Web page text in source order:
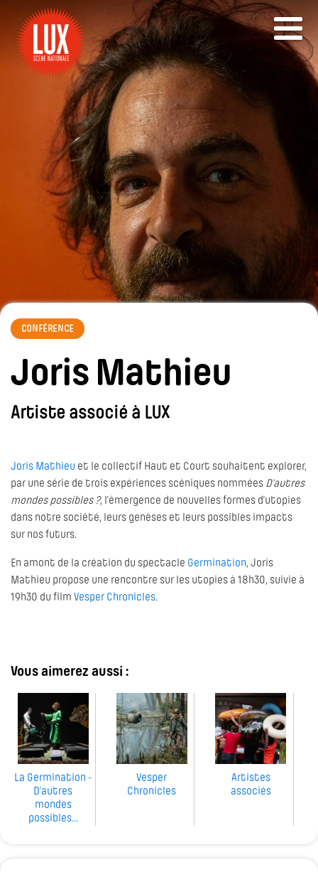
CONFÉRENCE
Joris Mathieu
Artiste associé à LUX
Joris Mathieu et le collectif Haut et Court souhaitent explorer,
par une série de trois expériences scéniques nommées D’autres
mondes possibles ?, l’émergence de nouvelles formes d’utopies
dans notre société, leurs genèses et leurs possibles impacts
sur nos futurs.
En amont de la création du spectacle Germination, Joris
Mathieu propose une rencontre sur les utopies à 18h30, suivie à
19h30 du film Vesper Chronicles.
Vous aimerez aussi :
La Germination -
D'autres
mondes
possibles…
Vesper
Chronicles
Artistes
associés